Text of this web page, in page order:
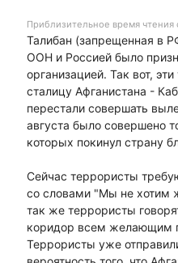
Приблизительное время чтения
Талибан (запрещенная в
ООН и Россией было
организацией. Так вот,
сталицу Афганистана -
перестали совершать
августа было совершено
которых покинул страну
Сейчас террористы
со словами "Мы не хотим
так же террористы
коридор всем желающим
Террористы уже